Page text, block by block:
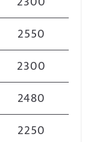
2550
2300
2480
2250